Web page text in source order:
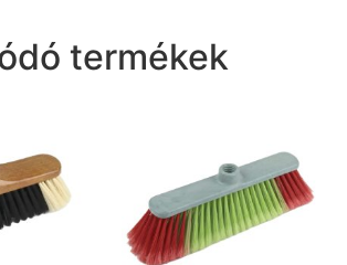
termékek